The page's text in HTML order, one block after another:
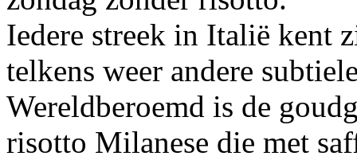
Iedere streek in Italië kent
telkens weer andere
Wereldberoemd is de
risotto Milanese die met